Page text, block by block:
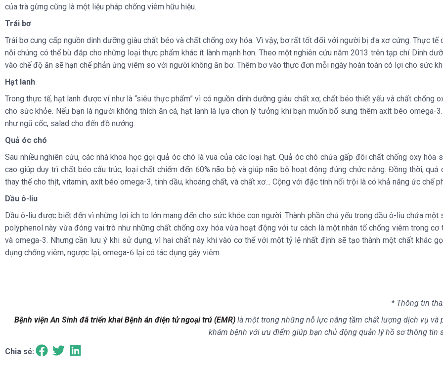
của trà gừng cũng là một liệu pháp chống viêm hữu hiệu.
Trái bơ
Trái bơ cung cấp nguồn dinh dưỡng giàu chất béo và chất chống oxy hóa. Vì vậy, bơ rất tốt đối với người bị đa xơ cứng. Thực
nỗi chúng có thể bù đắp cho những loại thực phẩm khác ít lành mạnh hơn. Theo một nghiên cứu năm 2013 trên tạp chí Dinh
vào chế độ ăn sẽ hạn chế phản ứng viêm so với người không ăn bơ. Thêm bơ vào thực đơn mỗi ngày hoàn toàn có lợi cho sức
Hạt lanh
Trong thực tế, hạt lanh được ví như là “siêu thực phẩm” vì có nguồn dinh dưỡng giàu chất xơ, chất béo thiết yếu và chất chống
cho sức khỏe. Nếu bạn là người không thích ăn cá, hạt lanh là lựa chọn lý tưởng khi bạn muốn bổ sung thêm axít béo omega-
như ngũ cốc, salad cho đến đồ nướng.
Quả óc chó
Sau nhiều nghiên cứu, các nhà khoa học gọi quả óc chó là vua của các loại hạt. Quả óc chó chứa gấp đôi chất chống oxy
cao giúp duy trì chất béo cấu trúc, loại chất chiếm đến 60% não bộ và giúp não bộ hoạt động đúng chức năng. Đồng thời,
thay thế cho thịt, vitamin, axít béo omega-3, tinh dầu, khoáng chất, và chất xơ… Cộng với đặc tính nổi trội là có khả năng ức chế
Dầu ô-liu
Dầu ô-liu được biết đến vì những lợi ích to lớn mang đến cho sức khỏe con người. Thành phần chủ yếu trong dầu ô-liu chứa
polyphenol này vừa đóng vai trò như những chất chống oxy hóa vừa hoạt động với tư cách là một nhân tố chống viêm trong
và omega-3. Nhưng cần lưu ý khi sử dụng, vì hai chất này khi vào cơ thể với một tỷ lệ nhất định sẽ tạo thành một chất khác
dụng chống viêm, ngược lại, omega-6 lại có tác dụng gây viêm.
* Thông tin
Bệnh viện An Sinh đã triển khai Bệnh án điện tử ngoại trú (EMR) là một trong những nỗ lực nâng tầm chất lượng dịch vụ
khám bệnh với ưu điểm giúp bạn chủ động quản lý hồ sơ thông
Chia sẻ: